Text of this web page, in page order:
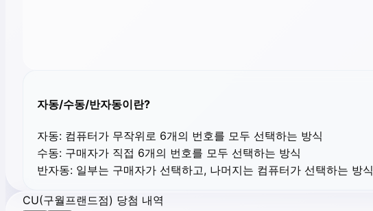
자동/수동/반자동이란?
자동: 컴퓨터가 무작위로 6개의 번호를 모두 선택하는 방식
수동: 구매자가 직접 6개의 번호를 모두 선택하는 방식
반자동: 일부는 구매자가 선택하고, 나머지는 컴퓨터가 선택하는 방식
CU(구월프랜드점) 당첨 내역